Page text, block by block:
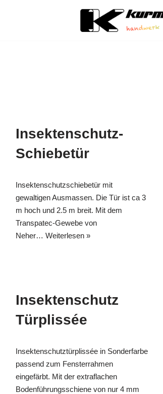
Insektenschutz-
Schiebetür
Insektenschutzschiebetür mit
gewaltigen Ausmassen. Die Tür ist ca 3
m hoch und 2.5 m breit. Mit dem
Transpatec-Gewebe von
Neher…Weiterlesen »
Insektenschutz
Türplissée
Insektenschutztürplissée in Sonderfarbe
passend zum Fensterrahmen
eingefärbt. Mit der extraflachen
Bodenführungsschiene von nur 4 mm